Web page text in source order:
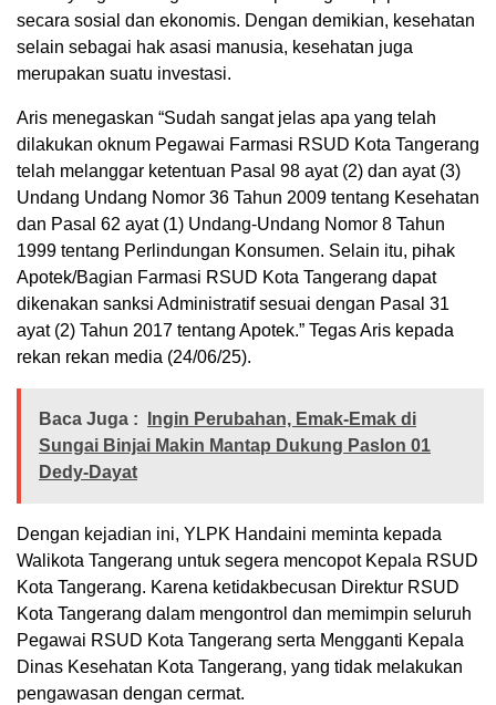
secara sosial dan ekonomis. Dengan demikian, kesehatan
selain sebagai hak asasi manusia, kesehatan juga
merupakan suatu investasi.
Aris menegaskan “Sudah sangat jelas apa yang telah
dilakukan oknum Pegawai Farmasi RSUD Kota Tangerang
telah melanggar ketentuan Pasal 98 ayat (2) dan ayat (3)
Undang Undang Nomor 36 Tahun 2009 tentang Kesehatan
dan Pasal 62 ayat (1) Undang-Undang Nomor 8 Tahun
1999 tentang Perlindungan Konsumen. Selain itu, pihak
Apotek/Bagian Farmasi RSUD Kota Tangerang dapat
dikenakan sanksi Administratif sesuai dengan Pasal 31
ayat (2) Tahun 2017 tentang Apotek.” Tegas Aris kepada
rekan rekan media (24/06/25).
Baca Juga :
Ingin Perubahan, Emak-Emak di
Sungai Binjai Makin Mantap Dukung Paslon 01
Dedy-Dayat
Dengan kejadian ini, YLPK Handaini meminta kepada
Walikota Tangerang untuk segera mencopot Kepala RSUD
Kota Tangerang. Karena ketidakbecusan Direktur RSUD
Kota Tangerang dalam mengontrol dan memimpin seluruh
Pegawai RSUD Kota Tangerang serta Mengganti Kepala
Dinas Kesehatan Kota Tangerang, yang tidak melakukan
pengawasan dengan cermat.